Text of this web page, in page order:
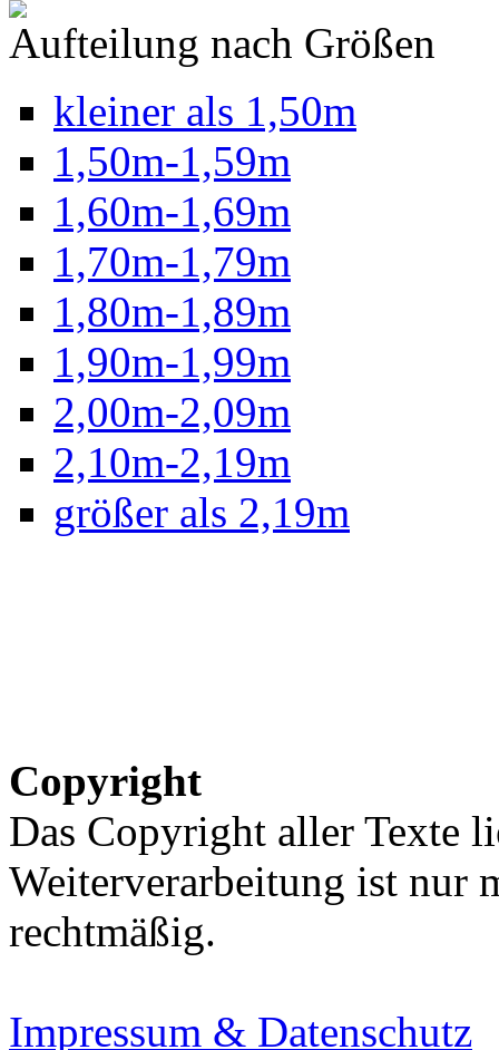
Aufteilung nach Größen
kleiner als 1,50m
1,50m-1,59m
1,60m-1,69m
1,70m-1,79m
1,80m-1,89m
1,90m-1,99m
2,00m-2,09m
2,10m-2,19m
größer als 2,19m
Copyright
Das Copyright aller Texte
Weiterverarbeitung ist nur
rechtmäßig.
Impressum & Datenschutz